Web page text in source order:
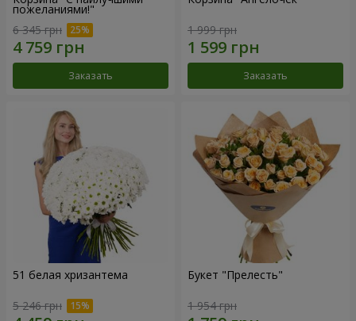
пожеланиями!"
6 345 грн
Заказать
1 999 грн
Заказать
51 белая хризантема
5 246 грн
Букет "Прелесть"
1 954 грн